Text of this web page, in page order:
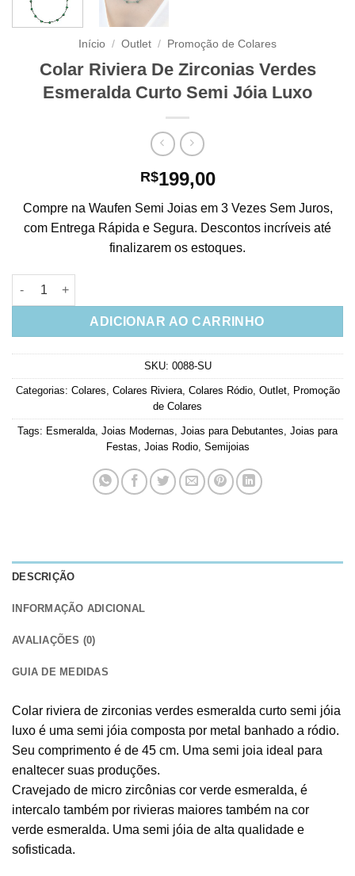
Início / Outlet / Promoção de Colares
Colar Riviera De Zirconias Verdes
Esmeralda Curto Semi Jóia Luxo
R$199,00
Compre na Waufen Semi Joias em 3 Vezes Sem Juros,
com Entrega Rápida e Segura. Descontos incríveis até
finalizarem os estoques.
Colar Riviera De Zirconias Verdes Esmeralda Curto Semi Jóia
ADICIONAR AO CARRINHO
SKU: 0088-SU
Categorias: Colares Colares Riviera, Colares Ródio, Outlet, Promoção
de Colares
Tags: Esmeralda Joias Modernas Joias para Debutantes Joias para
Festas Joias Rodio, Semijoias
DESCRIÇÃO
INFORMAÇÃO ADICIONAL
AVALIAÇÕES (0)
GUIA DE MEDIDAS
Colar riviera de zirconias verdes esmeralda curto semi jóia
luxo é uma semi jóia composta por metal banhado a ródio.
Seu comprimento é de 45 cm. Uma semi joia ideal para
enaltecer suas produções.
Cravejado de micro zircônias cor verde esmeralda, é
intercalo também por rivieras maiores também na cor
verde esmeralda. Uma semi jóia de alta qualidade e
sofisticada.